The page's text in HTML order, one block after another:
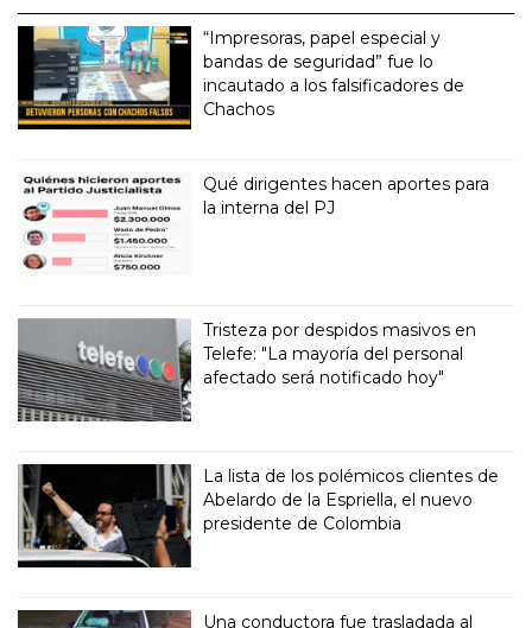
“Impresoras, papel especial y
bandas de seguridad” fue lo
incautado a los falsificadores de
Chachos
Qué dirigentes hacen aportes para
la interna del PJ
Tristeza por despidos masivos en
Telefe: "La mayoría del personal
afectado será notificado hoy"
La lista de los polémicos clientes de
Abelardo de la Espriella, el nuevo
presidente de Colombia
Una conductora fue trasladada al